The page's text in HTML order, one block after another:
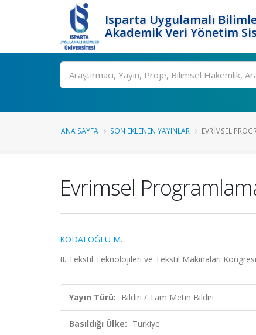
Isparta Uygulamalı
Akademik Veri Yönetim
Ara
ANA SAYFA SON EKLENEN YAYINLAR EVRIMSEL
Evrimsel
KODALOĞLU M.
II. Tekstil Teknolojileri ve Tekstil Makinaları
Yayın Türü: Bildiri / Tam Metin Bildiri
Basıldığı Ülke: Türkiye